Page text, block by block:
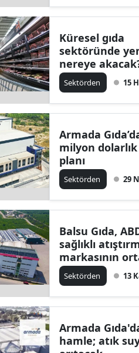
Küresel gıda
sektöründe
nereye
Sektörden 15
Armada
milyon dolarlık
planı
Sektörden 29
Balsu Gıda,
sağlıklı
markasının
Sektörden 13
Armada
hamle; atık